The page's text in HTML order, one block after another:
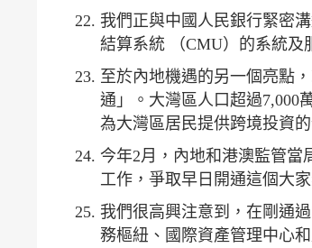
我們正與中國人民銀行緊密
結算系統 （CMU）的系統及
至於內地機遇的另一個亮點
通」。大灣區人口超過7,000
為大灣區居民提供跨境投資
今年2月，內地和港澳監管當
工作，爭取早日開通這個大
我們很高興注意到，在剛通
務樞紐、國際資產管理中心